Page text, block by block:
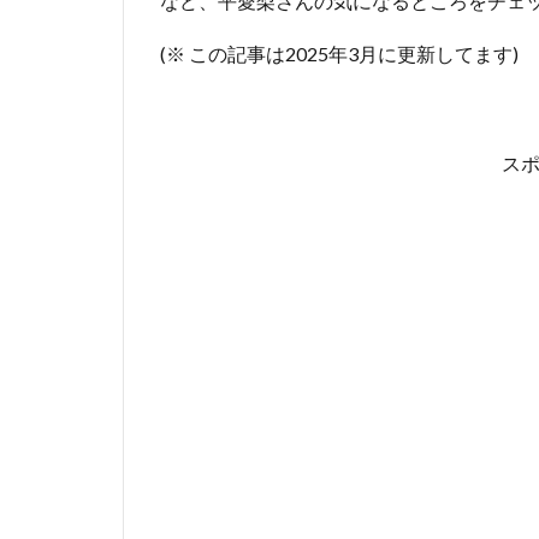
(※ この記事は2025年3月に更新してます)
ス